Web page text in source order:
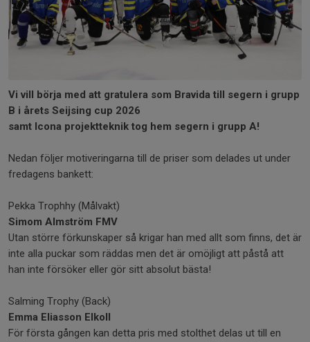
Vi vill börja med att gratulera som Bravida till segern i grupp
B i årets Seijsing cup 2026
samt Icona projektteknik tog hem segern i grupp A!
Nedan följer motiveringarna till de priser som delades ut under
fredagens bankett:
Pekka Trophhy (Målvakt)
Simom Almström FMV
Utan större förkunskaper så krigar han med allt som finns, det är
inte alla puckar som räddas men det är omöjligt att påstå att
han inte försöker eller gör sitt absolut bästa!
Salming Trophy (Back)
Emma Eliasson Elkoll
För första gången kan detta pris med stolthet delas ut till en